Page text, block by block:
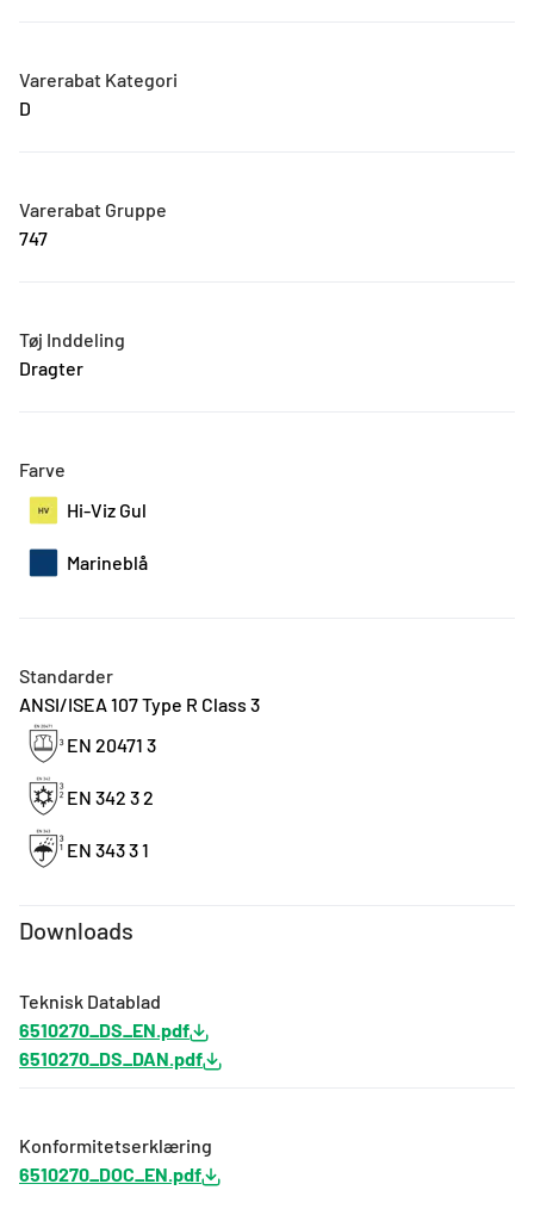
Varerabat Kategori
D
Varerabat Gruppe
747
Tøj Inddeling
Dragter
Farve
Hi-Viz Gul
Marineblå
Standarder
ANSI/ISEA 107 Type R Class 3
EN 20471 3
EN 342 3 2
EN 343 3 1
Downloads
Teknisk Datablad
6510270_DS_EN.pdf
6510270_DS_DAN.pdf
Konformitetserklæring
6510270_DOC_EN.pdf